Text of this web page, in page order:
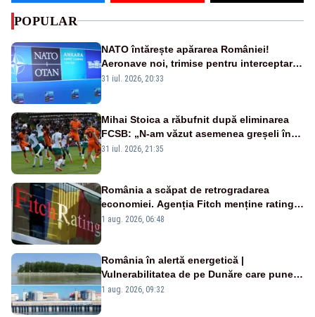
POPULAR
NATO întărește apărarea României!
Aeronave noi, trimise pentru interceptarea
și distrugerea dronelor
31 iul. 2026, 20:33
Mihai Stoica a răbufnit după eliminarea
FCSB: „N-am văzut asemenea greșeli în
190 de meciuri europene”
31 iul. 2026, 21:35
România a scăpat de retrogradarea
economiei. Agenția Fitch menține ratingul
„BBB-” cu perspectivă negativă
1 aug. 2026, 06:48
România în alertă energetică |
Vulnerabilitatea de pe Dunăre care pune
în pericol Centrala Cernavodă era
1 aug. 2026, 09:32